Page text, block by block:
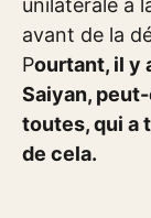
unilatérale à
avant de la
Pourtant, il y
Saiyan,
toutes, qui a
de cela.